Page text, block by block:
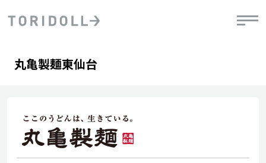
会社情報
デジタルトランス
フォーメーション戦略
粟田社長が語る
トリドールのサステナビリティ
ステークホルダーとの
丸亀製麺東仙台